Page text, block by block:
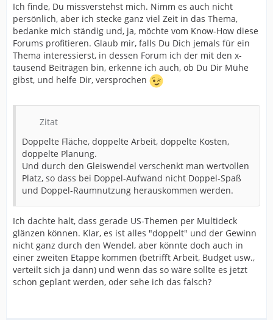
Ich finde, Du missverstehst mich. Nimm es auch nicht
persönlich, aber ich stecke ganz viel Zeit in das Thema,
bedanke mich ständig und, ja, möchte vom Know-How diese
Forums profitieren. Glaub mir, falls Du Dich jemals für ein
Thema interessierst, in dessen Forum ich der mit den x-
tausend Beiträgen bin, erkenne ich auch, ob Du Dir Mühe
gibst, und helfe Dir, versprochen
Zitat
Doppelte Fläche, doppelte Arbeit, doppelte Kosten,
doppelte Planung.
Und durch den Gleiswendel verschenkt man wertvollen
Platz, so dass bei Doppel-Aufwand nicht Doppel-Spaß
und Doppel-Raumnutzung herauskommen werden.
Ich dachte halt, dass gerade US-Themen per Multideck
glänzen können. Klar, es ist alles "doppelt" und der Gewinn
nicht ganz durch den Wendel, aber könnte doch auch in
einer zweiten Etappe kommen (betrifft Arbeit, Budget usw.,
verteilt sich ja dann) und wenn das so wäre sollte es jetzt
schon geplant werden, oder sehe ich das falsch?